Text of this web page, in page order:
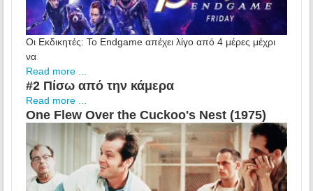
Οι Εκδικητές: Το Endgame απέχει λίγο από 4 μέρες μέχρι
να
Read more ...
#2 Πίσω από την κάμερα
Read more ...
One Flew Over the Cuckoo's Nest (1975)